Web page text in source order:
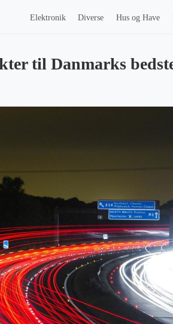
Elektronik Diverse Hus og Have
til Danmarks